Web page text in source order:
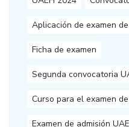
Aplicación de examen
Ficha de examen
Segunda convocatoria
Curso para el examen
Examen de admisión